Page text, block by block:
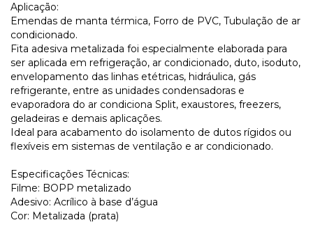
Aplicação:
Emendas de manta térmica, Forro de PVC, Tubulação de ar
condicionado.
Fita adesiva metalizada foi especialmente elaborada para
ser aplicada em refrigeração, ar condicionado, duto, isoduto,
envelopamento das linhas etétricas, hidráulica, gás
refrigerante, entre as unidades condensadoras e
evaporadora do ar condiciona Split, exaustores, freezers,
geladeiras e demais aplicações.
Ideal para acabamento do isolamento de dutos rígidos ou
flexíveis em sistemas de ventilação e ar condicionado.
Especificações Técnicas:
Filme: BOPP metalizado
Adesivo: Acrílico à base d’água
Cor: Metalizada (prata)